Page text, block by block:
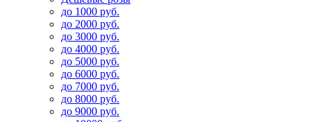
до 1000 руб.
до 2000 руб.
до 3000 руб.
до 4000 руб.
до 5000 руб.
до 6000 руб.
до 7000 руб.
до 8000 руб.
до 9000 руб.